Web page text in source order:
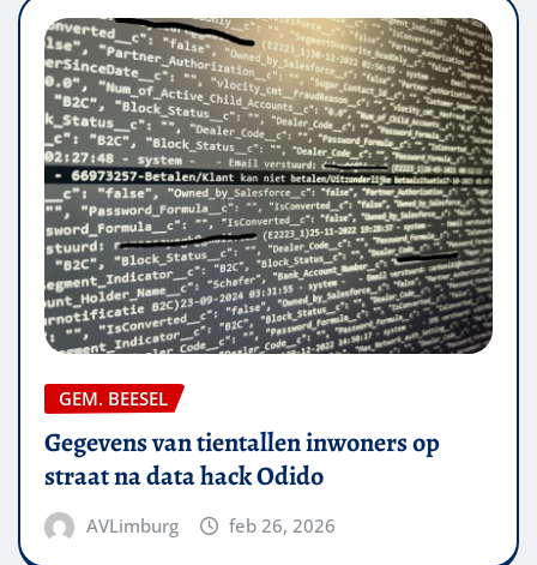
GEM. BEESEL
Gegevens van tientallen inwoners op
straat na data hack Odido
AVLimburg feb 26, 2026